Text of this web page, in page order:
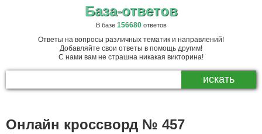
База-ответов
В базе 156680ответов
Ответы на вопросы различных тематик и направлений!
Добавляйте свои ответы в помощь другим!
С нами вам не страшна никакая викторина!
Онлайн кроссворд № 457